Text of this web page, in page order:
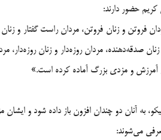
حضور دارند:
فروتن و زنان فروتن، مردان راست گفتار و
صدقه‌دهنده، مردان روزه‌دار و زنان روزه‌دار،
آمرزش و مزدي بزرگ آماده كرده است.»
به آنان دو چندان‌ افزون‌ باز داده شود و ايشان
مي‌شوند: